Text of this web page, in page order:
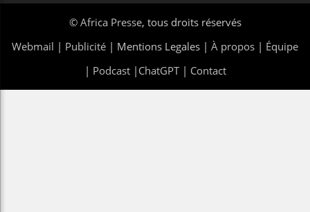
© Africa Presse, tous droits réservés
Webmail | Publicité | Mentions Legales | À propos | Équipe
| Podcast| ChatGPT| Contact